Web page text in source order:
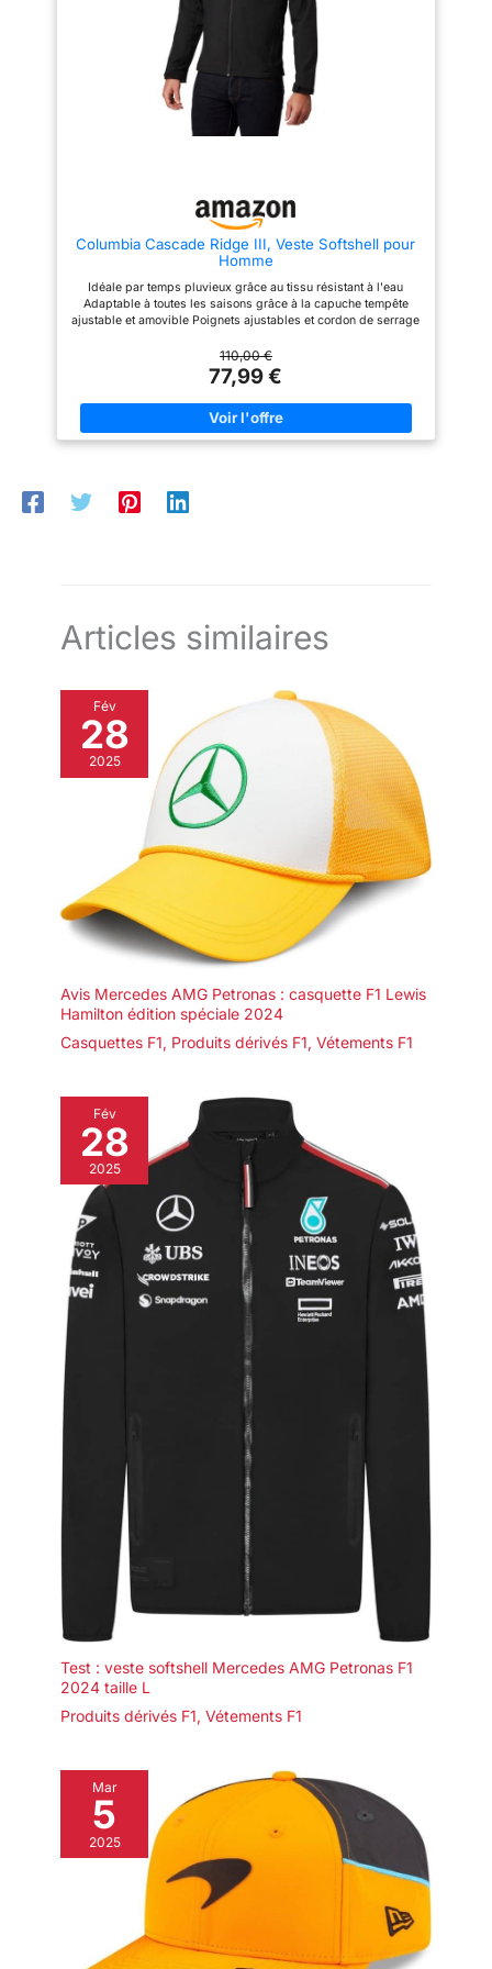
articles, les poches sur les
poignets peuvent contenir des
cartes et des clés, et les poches
arrière peuvent contenir des
cartes ou d'autres articles Une
fermeture Velcro de 10,2 x 10,2
cm sur le bras pour l'affichage
du logo, des coudières
ventilation, des fermetures
éclair ouvertes sous les bras
pour l'évaporation de la sueur
cordons de serrage, la veste
peut être ajustée pour s'adapter
à votre corps La veste tactique
randonnée, le camping, la
pêche, la chasse, la randonnée,
le ski, l'escalade, le travail et
mouvement maximale et
améliorent votre swing de golf.
Veste Coupe-Vent Pour Hommes
Pour Le Froid - Le tissu
softshell élégant est durable,
résistant aux taches et à
l'abrasion, coupe-vent pour
safari, la voile, l'escalade, le
Columbia Cascade Ridge III, Veste Softshell pour
Homme
Idéale par temps pluvieux grâce au tissu résistant à l'eau
Adaptable à toutes les saisons grâce à la capuche tempête
ajustable et amovible Poignets ajustables et cordon de serrage
les effets personnels en sécurité Contents: 1x Columbia
Cascade Ridge III, Veste Softshell pour Homme , Colour: Noir
(Black), Size: M, Article: 2090412
110,00 €
77,99 €
Articles similaires
Fév
28
2025
Avis Mercedes AMG Petronas : casquette F1 Lewis
Hamilton édition spéciale 2024
Casquettes F1, Produits dérivés F1, Vétements F1
Fév
28
2025
Test : veste softshell Mercedes AMG Petronas F1
2024 taille L
Produits dérivés F1, Vétements F1
Mar
5
2025